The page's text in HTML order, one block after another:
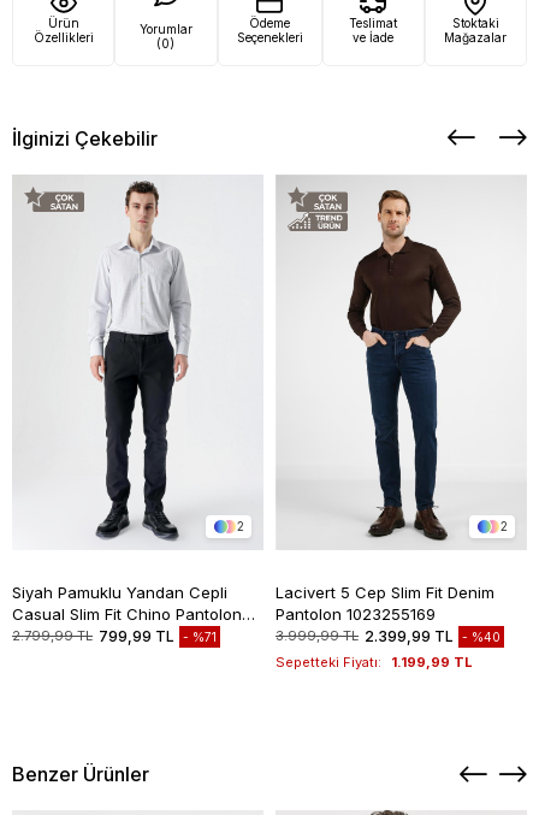
Ürün
Özellikleri
Yorumlar
(0)
Ödeme
Seçenekleri
Teslimat
ve İade
Stoktaki
Mağazalar
İlginizi Çekebilir
2
Siyah Pamuklu Yandan Cepli
Casual Slim Fit Chino Pantolon
1003235117
2.799,99 TL 799,99 TL %71
2
Lacivert 5 Cep Slim Fit Denim
Pantolon 1023255169
3.999,99 TL 2.399,99 TL %40
Sepetteki Fiyatı: 1.199,99 TL
Benzer Ürünler